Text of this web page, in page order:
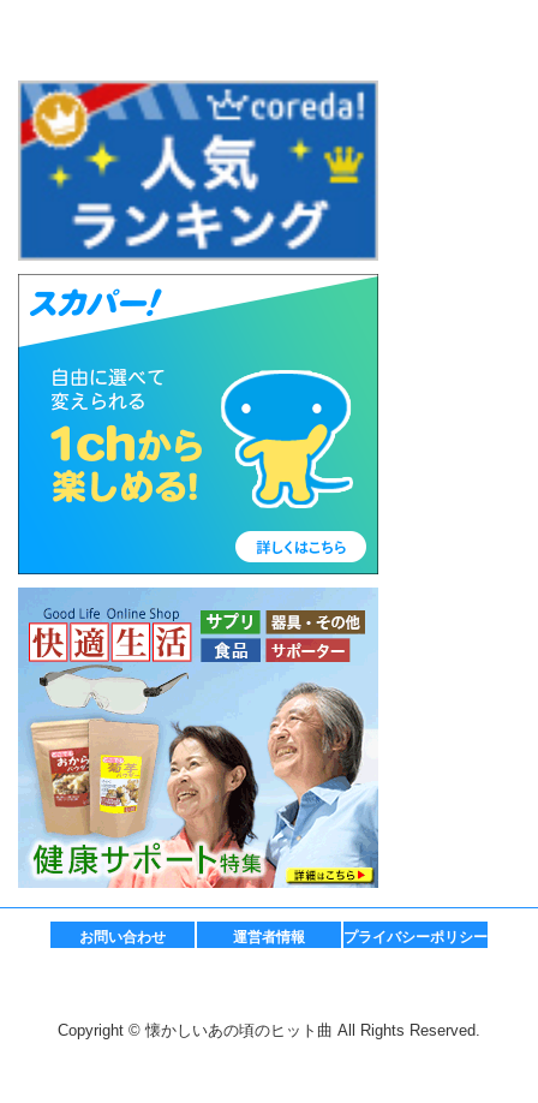
お問い合わせ 運営者情報 プライバシーポリシー
Copyright © 懐かしいあの頃のヒット曲 All Rights Reserved.